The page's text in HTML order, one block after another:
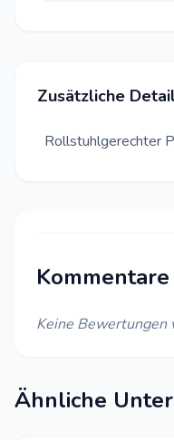
Zusätzliche
Rollstuhlgerechter
Kommentare
Keine Bewertungen
Ähnliche